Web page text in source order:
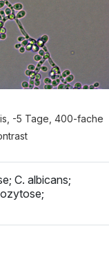
-5 Tage, 400-fache
C. albicans;